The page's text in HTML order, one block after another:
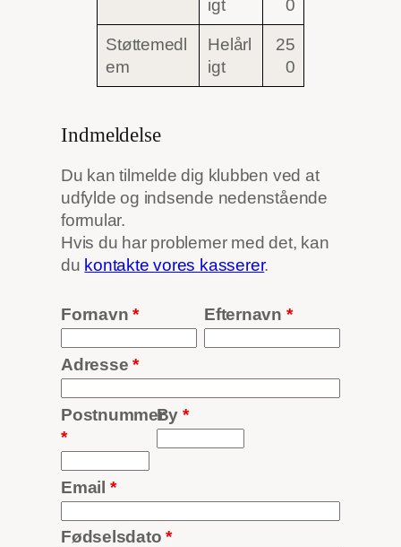
igt
0
Støttemedl
em
Helårl
igt
25
0
Indmeldelse
Du kan tilmelde dig klubben ved at
udfylde og indsende nedenstående
formular.
Hvis du har problemer med det, kan
du kontakte vores kasserer.
Fornavn* Efternavn *
Adresse*
Postnummer
*
By *
Email *
Fødselsdato*